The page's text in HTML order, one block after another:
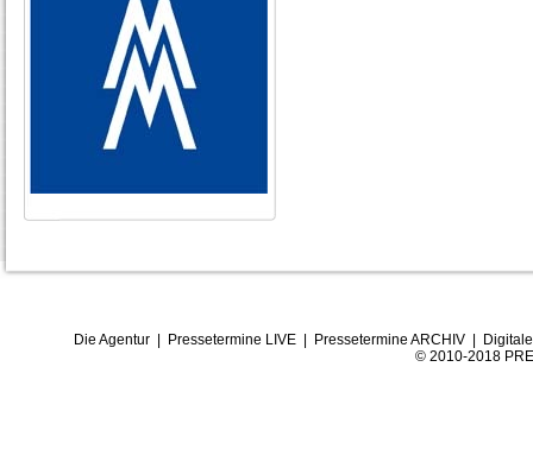
Die Agentur| Pressetermine LIVE| Pressetermine ARCHIV|
© 2010-2018